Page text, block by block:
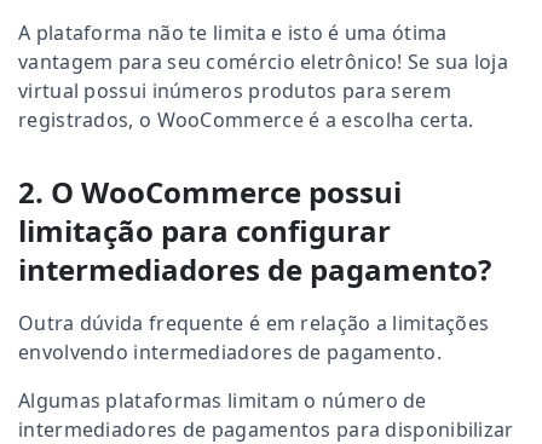
A plataforma não te limita e isto é uma ótima
vantagem para seu comércio eletrônico! Se sua loja
virtual possui inúmeros produtos para serem
registrados, o WooCommerce é a escolha certa.
2. O WooCommerce possui
limitação para configurar
intermediadores de pagamento?
Outra dúvida frequente é em relação a limitações
envolvendo intermediadores de pagamento.
Algumas plataformas limitam o número de
intermediadores de pagamentos para disponibilizar